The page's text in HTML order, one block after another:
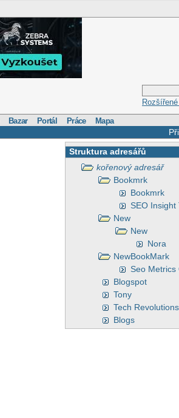
Bazar Portál Práce Mapa
Struktura adresářů
kořenový adresář
Bookmrk
Bookmrk
SEO Insight
New
New
Nora
NewBookMark
Seo Metrics
Blogspot
Tony
Tech
Blogs